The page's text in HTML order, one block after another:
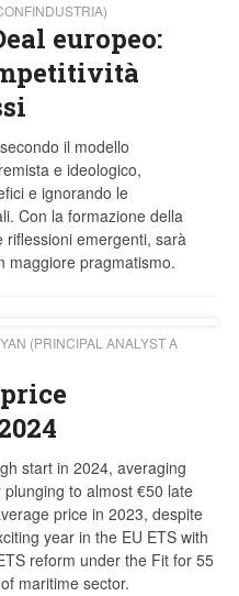
europeo:
il modello
e ideologico,
e ignorando le
Con la formazione della
riflessioni emergenti, sarà
maggiore pragmatismo.
(PRINCIPAL ANALYST A
start in 2024, averaging
to almost €50 late
price in 2023, despite
year in the EU ETS with
reform under the Fit for 55
maritime sector.